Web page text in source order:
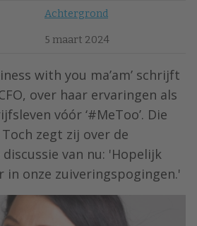
Achtergrond
5 maart 2024
with you ma’am’ schrijft
over haar ervaringen als
vóór ‘#MeToo’. Die
zegt zij over de
van nu: 'Hopelijk
in onze zuiveringspogingen.'